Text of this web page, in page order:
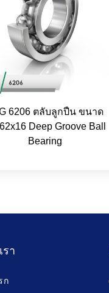
6206 ตลับลูกปืน ขนาด
Deep Groove Ball
Bearing
รา
ก